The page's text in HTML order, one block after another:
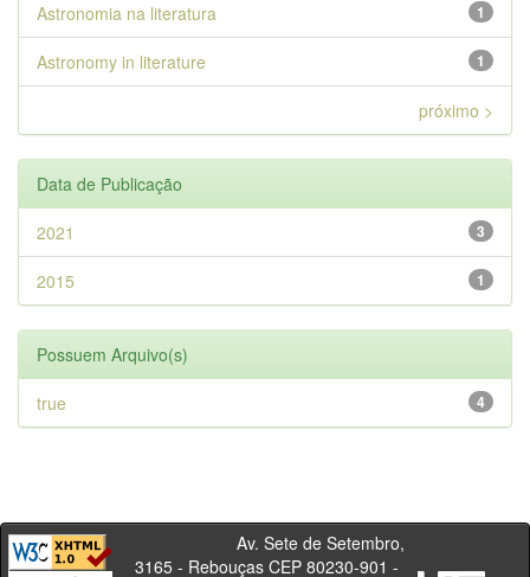
1
Astronomia na literatura
1
Astronomy in literature
próximo >
Data de Publicação
3
2021
1
2015
Possuem Arquivo(s)
4
true
Av. Sete de Setembro,
3165 - Rebouças CEP 80230-901 -